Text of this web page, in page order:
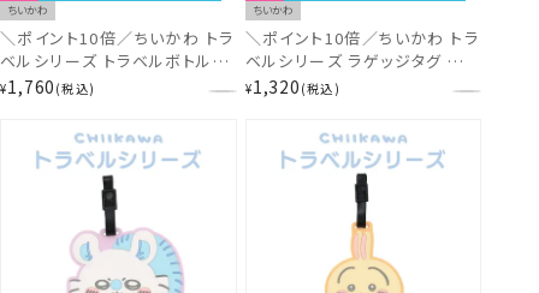
ちいかわ
＼ポイント10倍／ちいかわ トラ
ベルシリーズ トラベルボトルセ
ット ＜ グリーン ＞ CW38391
¥1,760 税込
ちいかわ
＼ポイント10倍／ちいかわ トラ
ベルシリーズ ラゲッジタグ ＜
古本屋 ＞ CW38386
¥1,320 税込